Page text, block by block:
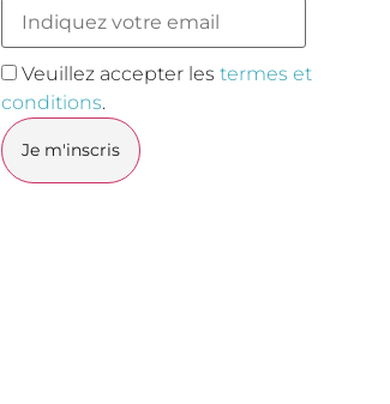
Veuillez accepter les termes et
conditions.